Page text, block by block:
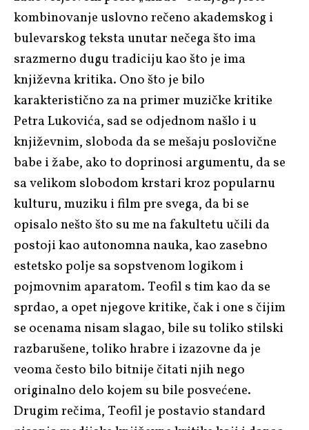
kombinovanje uslovno rečeno akademskog i
bulevarskog teksta unutar nečega što ima
srazmerno dugu tradiciju kao što je ima
književna kritika. Ono što je bilo
karakteristično za na primer muzičke kritike
Petra Lukovića, sad se odjednom našlo i u
književnim, sloboda da se mešaju poslovične
babe i žabe, ako to doprinosi argumentu, da se
sa velikom slobodom krstari kroz popularnu
kulturu, muziku i film pre svega, da bi se
opisalo nešto što su me na fakultetu učili da
postoji kao autonomna nauka, kao zasebno
estetsko polje sa sopstvenom logikom i
pojmovnim aparatom. Teofil s tim kao da se
sprdao, a opet njegove kritike, čak i one s čijim
se ocenama nisam slagao, bile su toliko stilski
razbarušene, toliko hrabre i izazovne da je
veoma često bilo bitnije čitati njih nego
originalno delo kojem su bile posvećene.
Drugim rečima, Teofil je postavio standard